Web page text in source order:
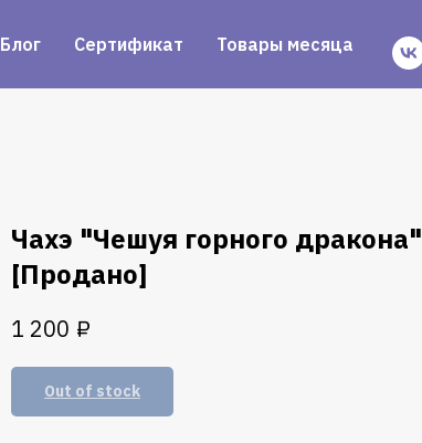
Блог Сертификат Товары месяца
Чахэ "Чешуя горного дракона"
[Продано]
1 200 ₽
Out of stock